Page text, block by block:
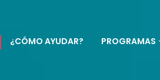
¿CÓMO AYUDAR? PROGRAMAS